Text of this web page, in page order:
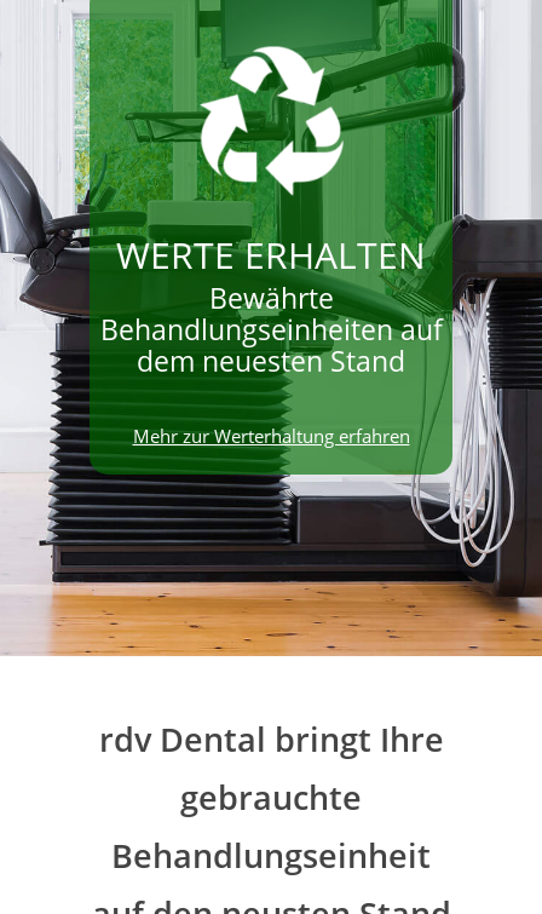
WERTE ERHALTEN
Bewährte
Behandlungseinheiten auf
dem neuesten Stand
Mehr zur Werterhaltung erfahren
rdv Dental bringt Ihre
gebrauchte
Behandlungseinheit